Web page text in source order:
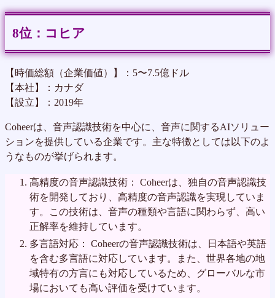
コヒア
【時価総額（企業価値）】：5〜7.5億ドル
【本社】：カナダ
【設立】：2019年
Coheerは、音声認識技術を中心に、音声に関するAIソリュー
ションを提供している企業です。主な特徴としては以下のよ
うなものが挙げられます。
高精度の音声認識技術： Coheerは、独自の音声認識技
術を開発しており、高精度の音声認識を実現していま
す。この技術は、音声の種類や言語に関わらず、高い
正解率を維持しています。
多言語対応： Coheerの音声認識技術は、日本語や英語
を含む多言語に対応しています。また、世界各地の地
域特有の方言にも対応しているため、グローバルな市
場においても高い評価を受けています。